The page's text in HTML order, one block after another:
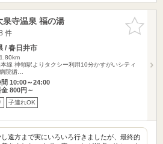
お気に入
りに追加
泉寺温泉 福の湯
件
/ 春日井市
線 神領駅よりタクシー利用10分かすがいシティ
院循…
間 10:00～24:00
金 800円～
子連れOK
遠方まで実にいろいろ行きましたが、最終的